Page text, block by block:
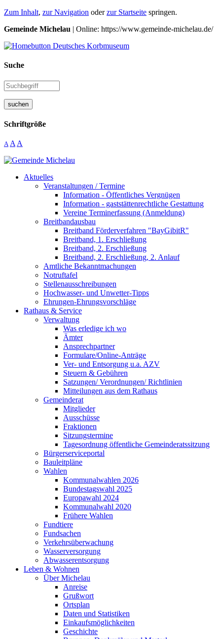
Zum Inhalt, zur Navigation oderzur Startseite springen.
Gemeinde Michelau | Online: https://www.gemeinde-michelau.de/
Suche
suchen
Schriftgröße
A A A
Aktuelles
Veranstaltungen / Termine
Information - Öffentliches Vergnügen
Information - gaststättenrechtliche Gestattung
Vereine Terminerfassung (Anmeldung)
Breitbandausbau
Breitband Förderverfahren "BayGibitR"
Breitband, 1. Erschließung
Breitband, 2. Erschließung
Breitband, 2. Erschließung, 2. Anlauf
Amtliche Bekanntmachungen
Notruftafel
Stellenausschreibungen
Hochwasser- und Unwetter-Tipps
Ehrungen-Ehrungsvorschläge
Rathaus & Service
Verwaltung
Was erledige ich wo
Ämter
Ansprechpartner
Formulare/Online-Anträge
Ver- und Entsorgung u.a. AZV
Steuern & Gebühren
Satzungen/ Verordnungen/ Richtlinien
Mitteilungen aus dem Rathaus
Gemeinderat
Mitglieder
Ausschüsse
Fraktionen
Sitzungstermine
Tagesordnung öffentliche Gemeinderatssitzung
Bürgerserviceportal
Bauleitpläne
Wahlen
Kommunalwahlen 2026
Bundestagswahl 2025
Europawahl 2024
Kommunalwahl 2020
Frühere Wahlen
Fundtiere
Fundsachen
Verkehrsüberwachung
Wasserversorgung
Abwasserentsorgung
Leben & Wohnen
Über Michelau
Anreise
Grußwort
Ortsplan
Daten und Statistiken
Einkaufsmöglichkeiten
Geschichte